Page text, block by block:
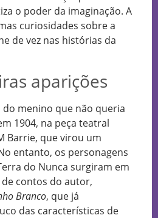
o poder da imaginação. A
curiosidades sobre a
de vez nas histórias da
aparições
menino que não queria
1904, na peça teatral
Barrie, que virou um
entanto, os personagens
do Nunca surgiram em
contos do autor,
Branco, que já
das características de